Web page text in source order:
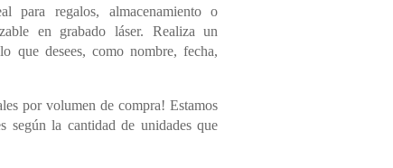
para regalos, almacenamiento o
en grabado láser. Realiza un
que desees, como nombre, fecha,
por volumen de compra! Estamos
según la cantidad de unidades que